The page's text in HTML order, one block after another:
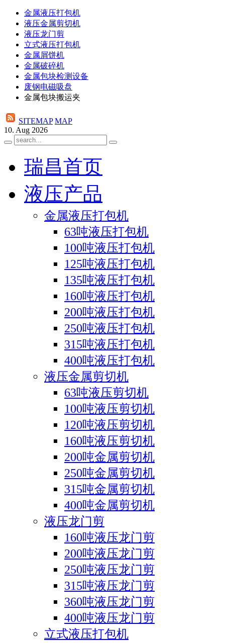
金属液压打包机
液压金属剪切机
液压龙门剪
立式液压打包机
金属屑饼机
金属破碎机
金属包块检测设备
废钢电磁吸盘
金属包块搬运夹
SITEMAP MAP
10. Aug 2026
瑞昌首页
液压产品
金属液压打包机
63吨液压打包机
100吨液压打包机
125吨液压打包机
135吨液压打包机
160吨液压打包机
200吨液压打包机
250吨液压打包机
315吨液压打包机
400吨液压打包机
液压金属剪切机
63吨液压剪切机
100吨液压剪切机
120吨液压剪切机
160吨液压剪切机
200吨金属剪切机
250吨金属剪切机
315吨金属剪切机
400吨金属剪切机
液压龙门剪
160吨液压龙门剪
200吨液压龙门剪
250吨液压龙门剪
315吨液压龙门剪
360吨液压龙门剪
400吨液压龙门剪
立式液压打包机